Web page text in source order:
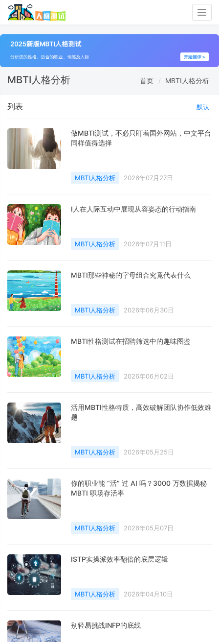
MBTI人格分析 首页 MBTI人格分析
列表 默认
​做MBTI测试，不必只盯着国外网站，中文平台
同样值得选择
MBTI人格分析 2026年07月27日
I人在人际互动中展现从容姿态的行动指南
MBTI人格分析 2026年07月11日
MBTI那些神秘的字母组合究竟代表什么
MBTI人格分析 2026年06月30日
MBTI性格测试在招聘筛选中的趣味图鉴
MBTI人格分析 2026年06月02日
活用MBTI性格特质，高效破解团队协作低效难
题
MBTI人格分析 2026年05月25日
你的职业能 “活” 过 AI 吗？3000 万数据揭秘
MBTI 职场存活率
MBTI人格分析 2026年05月07日
ISTP实操派效率翻倍的底层逻辑
MBTI人格分析 2026年04月10日
别轻易挑战INFP的底线